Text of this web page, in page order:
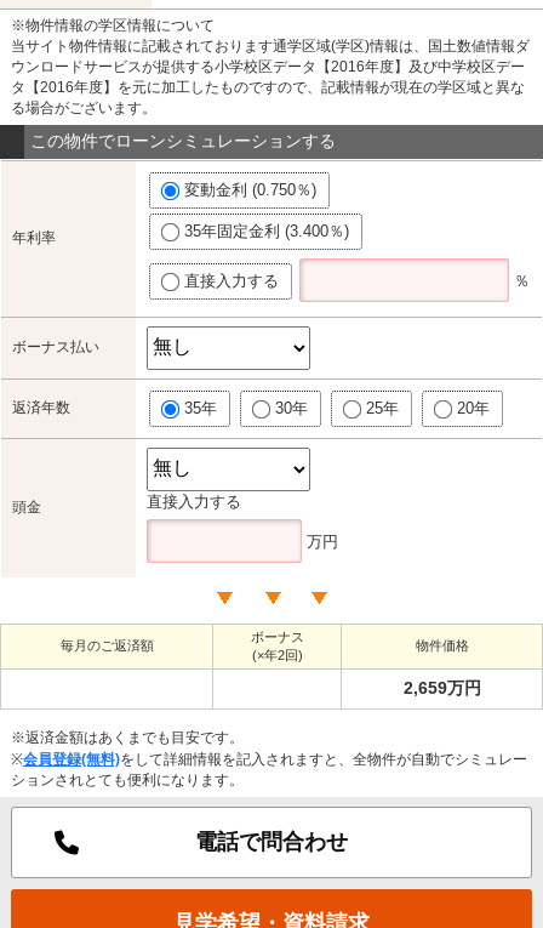
※物件情報の学区情報について
当サイト物件情報に記載されております通学区域(学区)情報は、国土数値情報ダ
ウンロードサービスが提供する小学校区データ【2016年度】及び中学校区デー
タ【2016年度】を元に加工したものですので、記載情報が現在の学区域と異な
る場合がございます。
この物件でローンシミュレーションする
年利率
変動金利 (0.750％)
35年固定金利 (3.400％)
直接入力する ％
ボーナス払い
返済年数 35年 30年 25年 20年
頭金 直接入力する
万円
毎月のご返済額
ボーナス
(×年2回)
物件価格
2,659万円
※返済金額はあくまでも目安です。
※会員登録(無料)をして詳細情報を記入されますと、全物件が自動でシミュレー
ションされとても便利になります。
電話で問合わせ